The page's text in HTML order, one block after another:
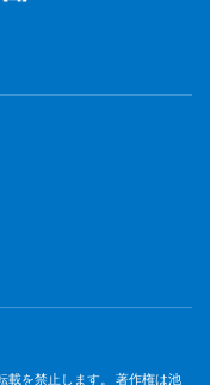
載を禁止します。 著作権は池